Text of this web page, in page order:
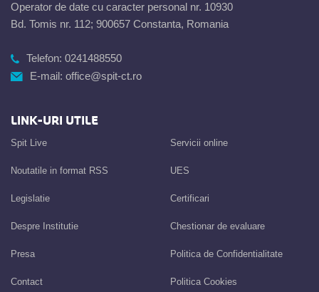
Operator de date cu caracter personal nr. 10930
Bd. Tomis nr. 112; 900657 Constanta, Romania
Telefon: 0241488550
E-mail: office@spit-ct.ro
LINK-URI UTILE
Spit Live
Noutatile in format RSS
Legislatie
Despre Institutie
Presa
Contact
Servicii online
UES
Certificari
Chestionar de evaluare
Politica de Confidentialitate
Politica Cookies